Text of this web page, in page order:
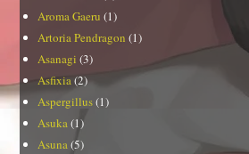
Aroma Gaeru (1)
Artoria Pendragon (1)
Asanagi (3)
Asfixia(2)
Aspergillus(1)
Asuka(1)
Asuna(5)